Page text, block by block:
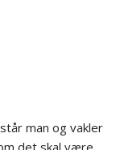
man og vakler
det skal være